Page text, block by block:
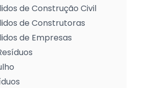
de Construção Civil
de Construtoras
de Empresas